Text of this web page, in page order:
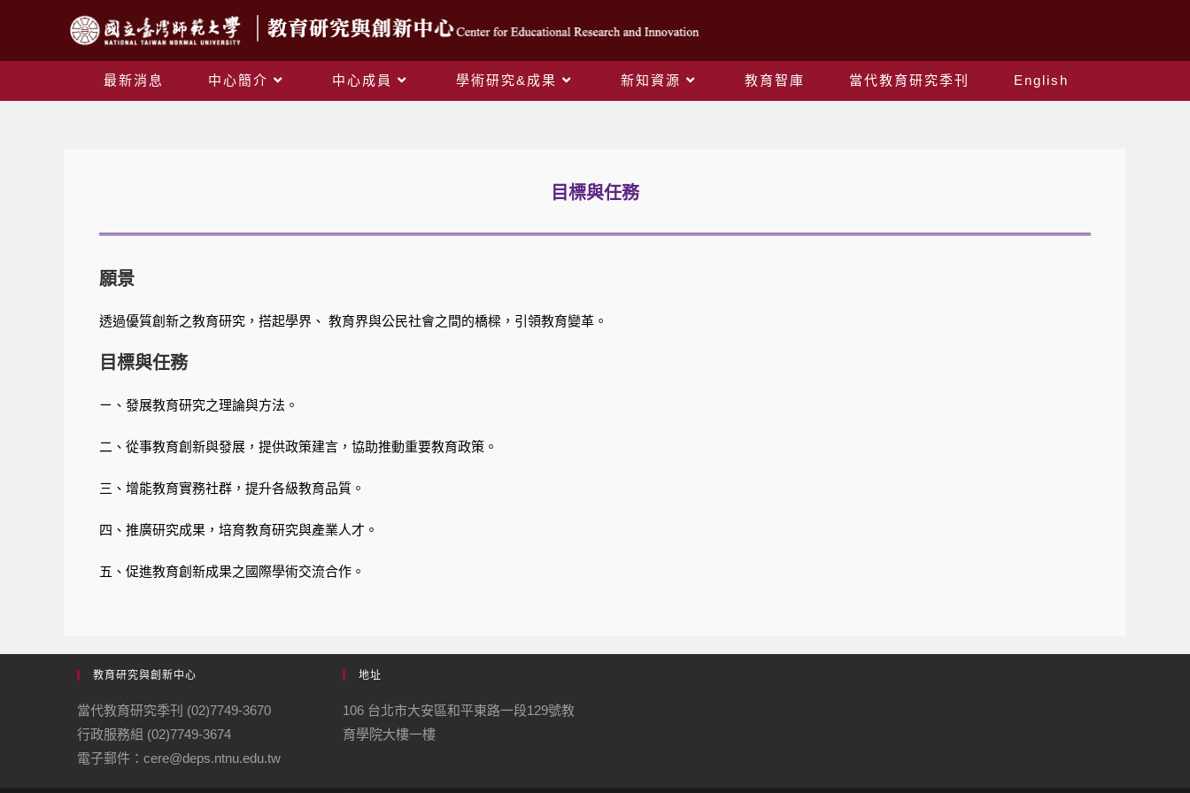
最新消息 中心簡介 中心成員 學術研究&成果 新知資源 教育智庫 當代教育研究季刊 English
目標與任務
願景
透過優質創新之教育研究，搭起學界、 教育界與公民社會之間的橋樑，引領教育變革。
目標與任務
ㄧ、發展教育研究之理論與方法。
二、從事教育創新與發展，提供政策建言，協助推動重要教育政策。
三、增能教育實務社群，提升各級教育品質。
四、推廣研究成果，培育教育研究與產業人才。
五、促進教育創新成果之國際學術交流合作。
教育研究與創新中心
當代教育研究季刊 (02)7749-3670
行政服務組 (02)7749-3674
電子郵件：cere@deps.ntnu.edu.tw
地址
106 台北市大安區和平東路一段129號教
育學院大樓一樓